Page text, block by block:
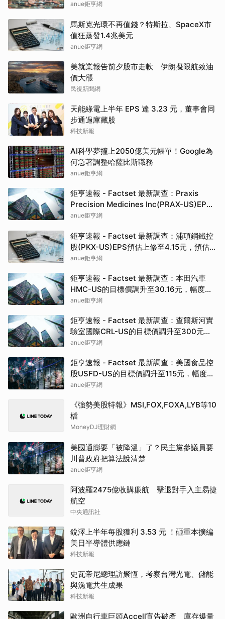
anue鉅亨網
馬斯克光環不再值錢？特斯拉、SpaceX市
值狂蒸發1.4兆美元
anue鉅亨網
美就業報告前夕股市走軟 伊朗擬限航致油
價大漲
民視新聞網
天能綠電上半年 EPS 達 3.23 元，董事會同
步通過庫藏股
科技新報
AI科學夢撞上2050億美元帳單！Google為
何急著調整哈薩比斯職務
anue鉅亨網
鉅亨速報 - Factset 最新調查：Praxis
Precision Medicines Inc(PRAX-US)EPS
預估上修至-14.21元，預估目標價為550.00
anue鉅亨網
鉅亨速報 - Factset 最新調查：浦項鋼鐵控
股(PKX-US)EPS預估上修至4.15元，預估目
標價為81.50元
anue鉅亨網
鉅亨速報 - Factset 最新調查：本田汽車
HMC-US的目標價調升至30.16元，幅度約
3.26%
anue鉅亨網
鉅亨速報 - Factset 最新調查：查爾斯河實
驗室國際CRL-US的目標價調升至300元，
幅度約3.09%
anue鉅亨網
鉅亨速報 - Factset 最新調查：美國食品控
股USFD-US的目標價調升至115元，幅度約
4.55%
anue鉅亨網
《強勢美股特報》MSI,FOX,FOXA,LYB等10
檔
MoneyDJ理財網
美國通膨要「被降溫」了？民主黨參議員要
川普政府把算法說清楚
anue鉅亨網
阿波羅2475億收購廉航 擊退對手入主易捷
航空
中央通訊社
銳澤上半年每股獲利 3.53 元 ！砸重本擴編
美日半導體供應鏈
科技新報
史瓦帝尼總理訪聚恆，考察台灣光電、儲能
與漁電共生成果
科技新報
歐洲自行車巨頭Accell宣告破產 庫存爆量